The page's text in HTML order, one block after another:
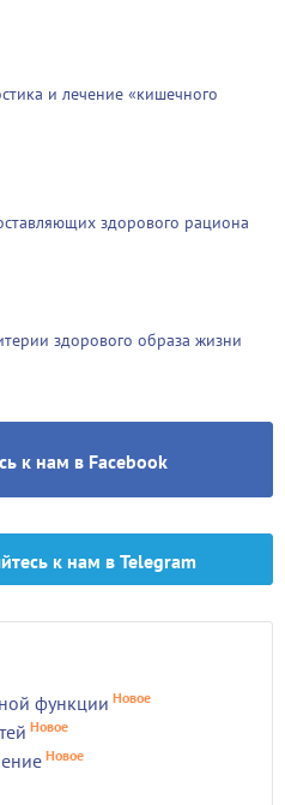
и лечение «кишечного
здорового рациона
здорового образа жизни
к нам в Facebook
к нам в Telegram
функции Новое
Новое
Новое